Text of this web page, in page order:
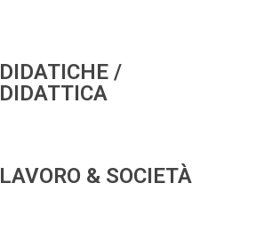
DIDATICHE /
DIDATTICA
LAVORO & SOCIETÀ